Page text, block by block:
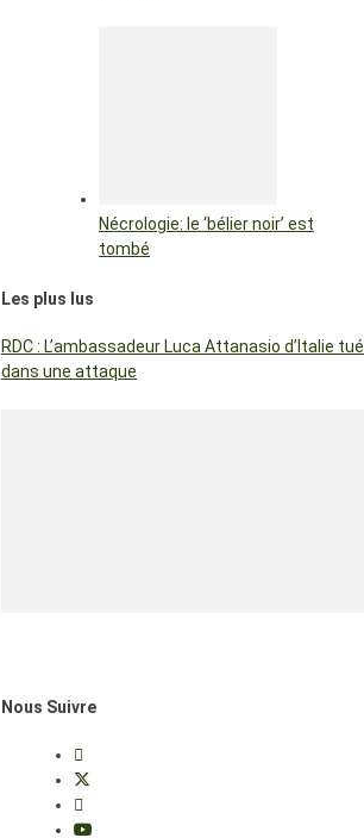
Nécrologie: le ‘bélier noir’ est
tombé
Les plus lus
RDC : L’ambassadeur Luca Attanasio d’Italie tué
dans une attaque
Nous Suivre